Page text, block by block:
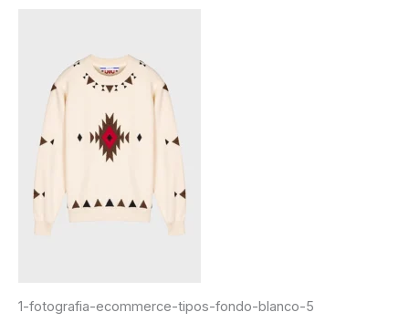
1-fotografia-ecommerce-tipos-fondo-blanco-5